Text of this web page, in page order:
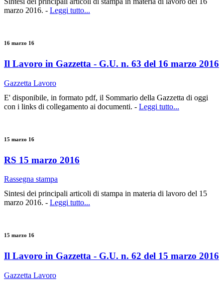
marzo 2016. - Leggi tutto...
16 marzo 16
Il Lavoro in Gazzetta - G.U. n. 63 del 16 marzo 2016
Gazzetta Lavoro
E' disponibile, in formato pdf, il Sommario della Gazzetta di oggi
con i links di collegamento ai documenti. - Leggi tutto...
15 marzo 16
RS 15 marzo 2016
Rassegna stampa
Sintesi dei principali articoli di stampa in materia di lavoro del 15
marzo 2016. - Leggi tutto...
15 marzo 16
Il Lavoro in Gazzetta - G.U. n. 62 del 15 marzo 2016
Gazzetta Lavoro